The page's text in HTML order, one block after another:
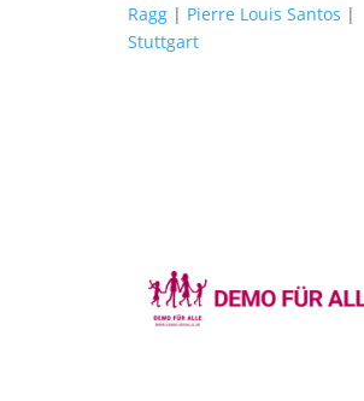
Ragg| Pierre Louis Santos |
Stuttgart